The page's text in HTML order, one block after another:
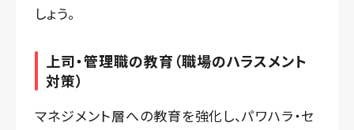
しょう。
上司・管理職の教育（職場のハラスメント
対策）
マネジメント層への教育を強化し、パワハラ・セ